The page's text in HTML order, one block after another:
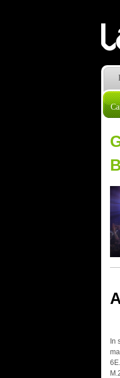
In